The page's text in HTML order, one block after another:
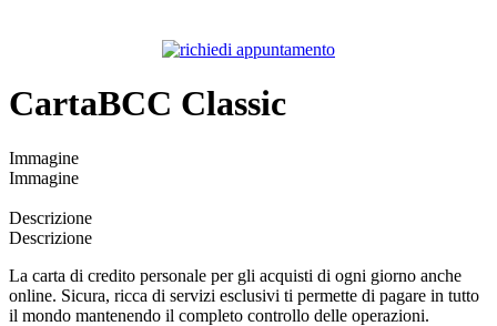
CartaBCC Classic
Immagine
Immagine
Descrizione
Descrizione
La carta di credito personale per gli acquisti di ogni giorno anche
online. Sicura, ricca di servizi esclusivi ti permette di pagare in tutto
il mondo mantenendo il completo controllo delle operazioni.